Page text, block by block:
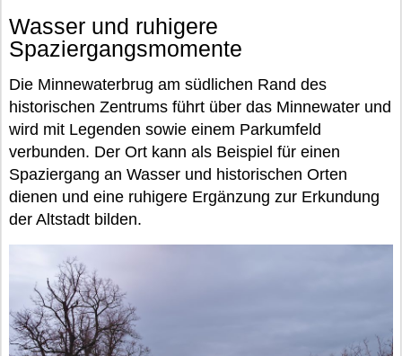
Wasser und ruhigere
Spaziergangsmomente
Die Minnewaterbrug am südlichen Rand des
historischen Zentrums führt über das Minnewater und
wird mit Legenden sowie einem Parkumfeld
verbunden. Der Ort kann als Beispiel für einen
Spaziergang an Wasser und historischen Orten
dienen und eine ruhigere Ergänzung zur Erkundung
der Altstadt bilden.